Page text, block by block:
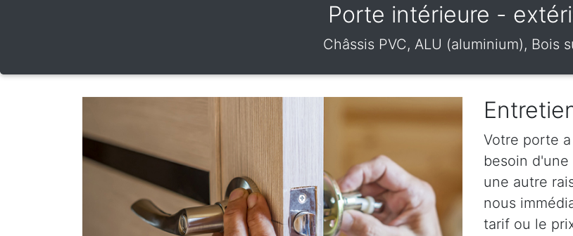
Porte intérieure -
Châssis PVC, ALU (aluminium), Bois
Votre porte
besoin
une autre
nous
tarif ou le